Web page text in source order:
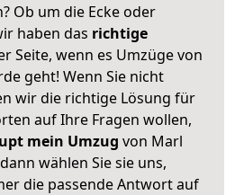
Ob um die Ecke oder
haben das richtige
Seite, wenn es Umzüge von
geht! Wenn Sie nicht
wir die richtige Lösung für
auf Ihre Fragen wollen,
mein Umzug von Marl
wählen Sie sie uns,
die passende Antwort auf